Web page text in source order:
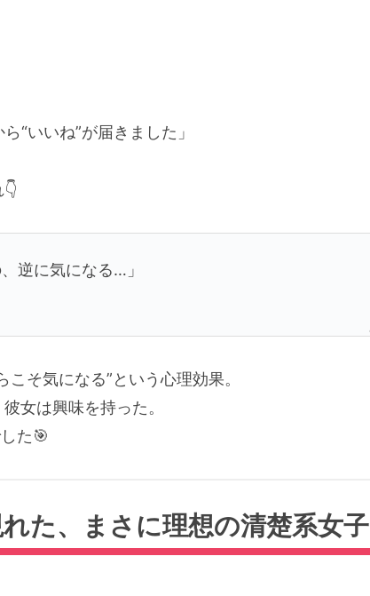
“いいね”が届きました」
逆に気になる…」
そ気になる”という心理効果。
女は興味を持った。
た🎯
た、まさに理想の清楚系女子